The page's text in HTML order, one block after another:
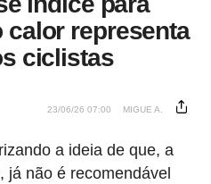
calor representa
ciclistas
23/06/26 07:00 MIGUE A.
a ideia de que, a
já não é recomendável